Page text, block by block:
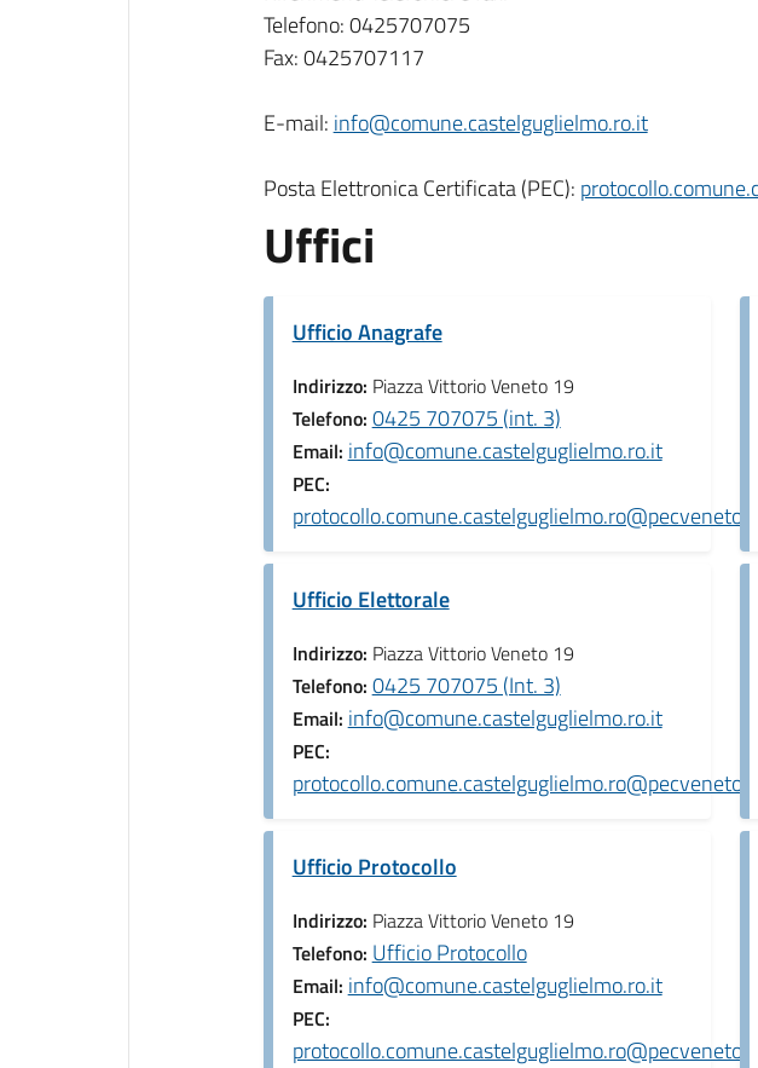
Telefono: 0425707075
Fax: 0425707117
E-mail: info@comune.castelguglielmo.ro.it
Posta Elettronica Certificata (PEC):
Uffici
Ufficio Anagrafe
Indirizzo: Piazza Vittorio Veneto 19
Telefono: 0425 707075 (int. 3)
Email: info@comune.castelguglielmo.ro.it
PEC:
protocollo.comune.castelguglielmo.ro@pecveneto.it
Ufficio Elettorale
Indirizzo: Piazza Vittorio Veneto 19
Telefono: 0425 707075 (Int. 3)
Email: info@comune.castelguglielmo.ro.it
PEC:
protocollo.comune.castelguglielmo.ro@pecveneto.it
Ufficio Protocollo
Indirizzo: Piazza Vittorio Veneto 19
Telefono: Ufficio Protocollo
Email: info@comune.castelguglielmo.ro.it
PEC:
protocollo.comune.castelguglielmo.ro@pecveneto.it